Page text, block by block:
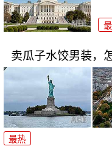
卖瓜子水饺男装，
最热